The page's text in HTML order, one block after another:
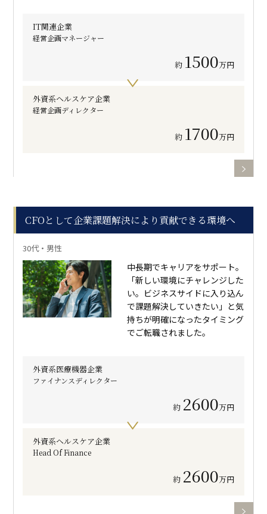
IT関連企業
経営企画マネージャー
約 1500万円
外資系ヘルスケア企業
経営企画ディレクター
約 1700万円
CFOとして企業課題解決により貢献できる環境へ
30代・男性
中長期でキャリアをサポート。
「新しい環境にチャレンジした
い。ビジネスサイドに入り込ん
で課題解決していきたい」と気
持ちが明確になったタイミング
でご転職されました。
外資系医療機器企業
ファイナンスディレクター
約 2600万円
外資系ヘルスケア企業
Head Of Finance
約 2600万円